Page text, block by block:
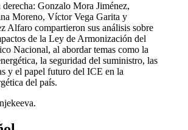
Gonzalo Mora Jiménez,
Moreno, Víctor Vega Garita y
Alfaro compartieron sus análisis sobre
de la Ley de Armonización del
Nacional, al abordar temas como la
la seguridad del suministro, las
y el papel futuro del ICE en la
del país.